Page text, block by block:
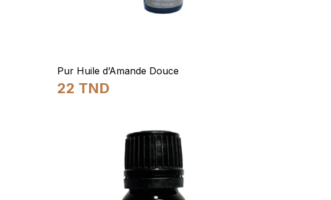
Pur Huile d’Amande Douce
22 TND